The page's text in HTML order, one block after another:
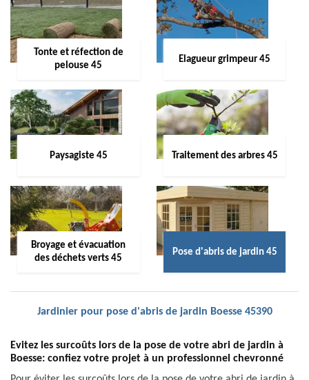
Tonte et réfection de
pelouse 45
Elagueur grimpeur 45
Paysagiste 45 Traitement des arbres 45
Broyage et évacuation
des déchets verts 45
Pose d'abris de jardin 45
Jardinier pour pose d'abris de jardin Boesse 45390
Evitez les surcoûts lors de la pose de votre abri de jardin à
Boesse: confiez votre projet à un professionnel chevronné